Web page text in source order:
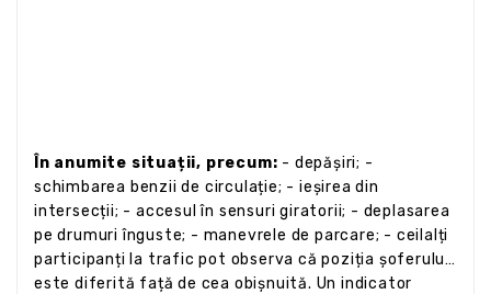
În anumite situații, precum: - depășiri; -
schimbarea benzii de circulație; - ieșirea din
intersecții; - accesul în sensuri giratorii; - deplasarea
pe drumuri înguste; - manevrele de parcare; - ceilalți
participanți la trafic pot observa că poziția șoferului
este diferită față de cea obișnuită. Un indicator